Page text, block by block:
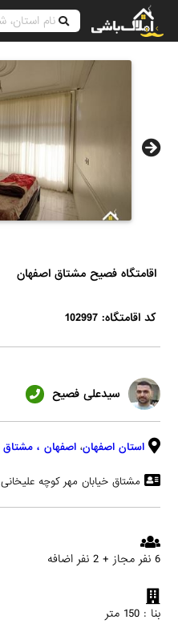
اقامتگاه فصیح مشتاق اصفهان
کد اقامتگاه: 102997
سیدعلی فصیح
استان اصفهان، اصفهان ، مشتاق
مشتاق خیابان مهر کوچه علیخانی
6 نفر مجاز + 2 نفر اضافه
بنا : 150 متر